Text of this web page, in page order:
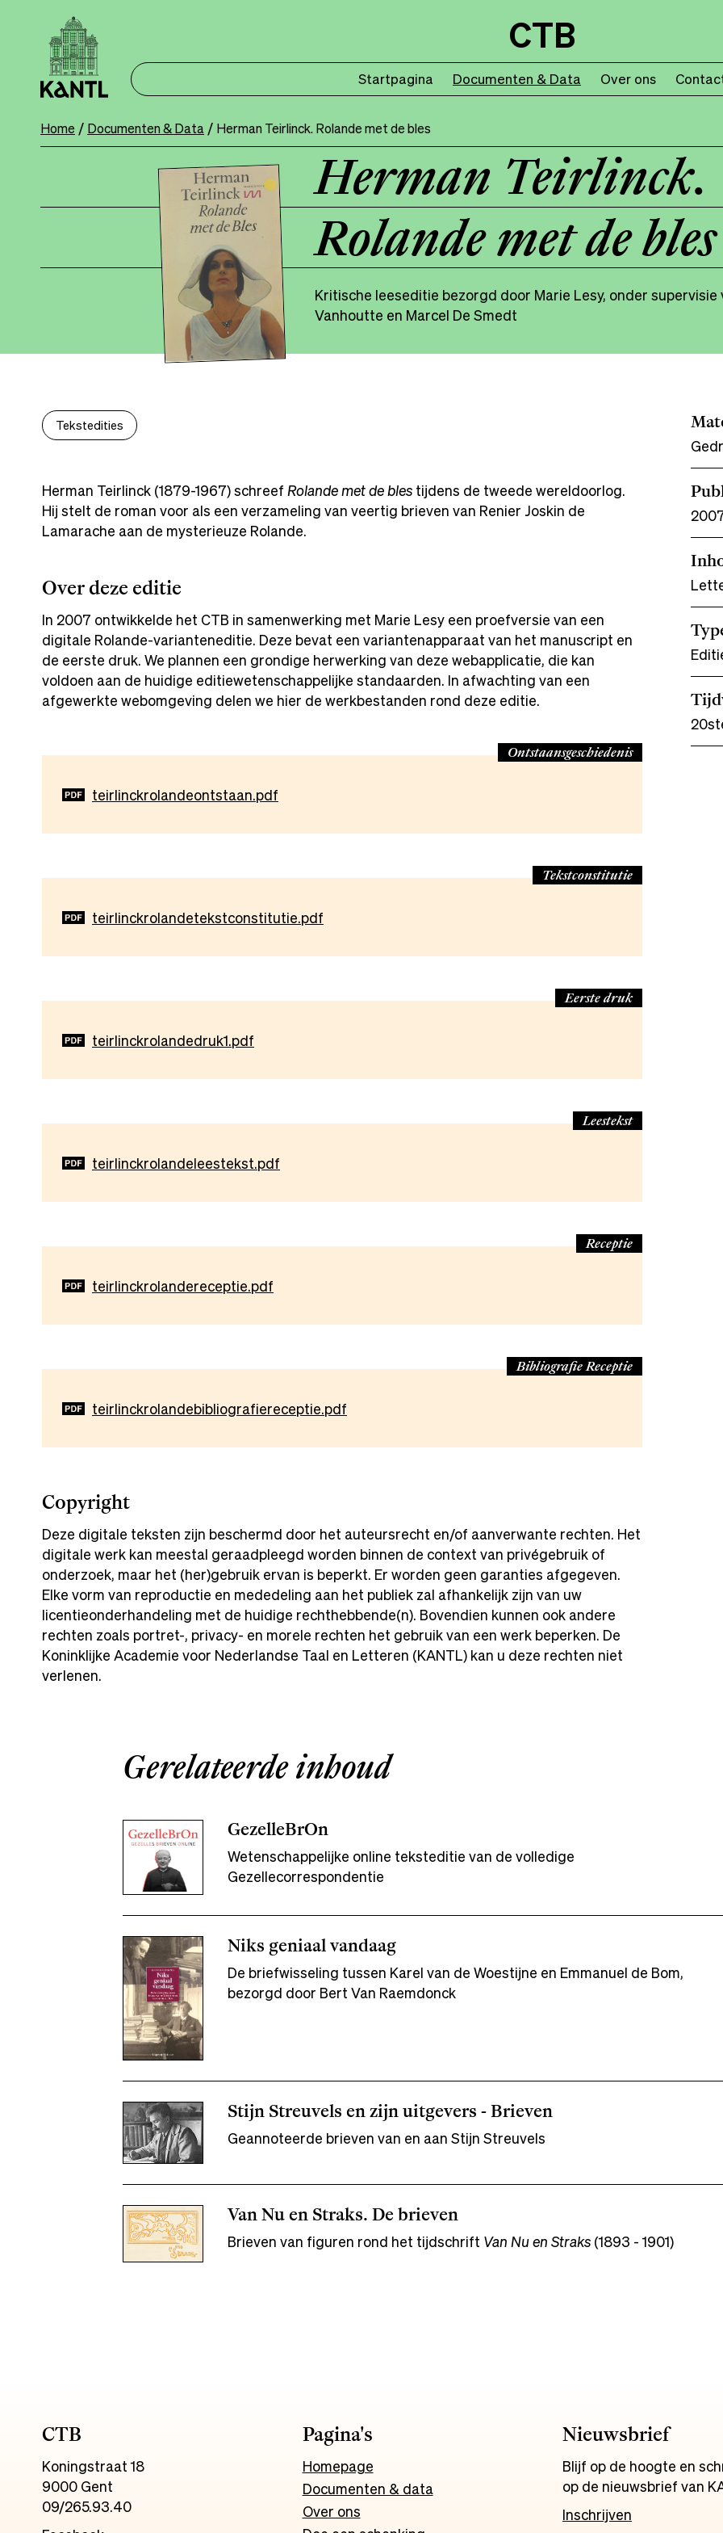
inhoud
CTB
Startpagina Documenten & Data Over ons
Breadcrumb
Home Documenten & Data Herman Teirlinck. Rolande met de bles
Herman Teirlinck.
Rolande met de bles
Kritische leeseditie bezorgd door Marie Lesy, onder supervisie
Vanhoutte en Marcel De Smedt
Tekstedities
Herman Teirlinck (1879-1967) schreefRolande met de blestijdens de tweede wereldoorlog.
Hij stelt de roman voor als een verzameling van veertig brieven van Renier Joskin de
Lamarache aan de mysterieuze Rolande.
Over deze editie
In 2007 ontwikkelde het CTB in samenwerking met Marie Lesy een proefversie van een
digitale Rolande-varianteneditie. Deze bevat een variantenapparaat van het manuscript en
de eerste druk. We plannen een grondige herwerking van deze webapplicatie, die kan
voldoen aan de huidige editiewetenschappelijke standaarden. In afwachting van een
afgewerkte webomgeving delen we hier de werkbestanden rond deze editie.
Ontstaansgeschiedenis
Document
teirlinckrolandeontstaan.pdf
Tekstconstitutie
Document
teirlinckrolandetekstconstitutie.pdf
Eerste druk
Document
teirlinckrolandedruk1.pdf
Leestekst
Document
teirlinckrolandeleestekst.pdf
Receptie
Document
teirlinckrolandereceptie.pdf
Bibliografie Receptie
Document
teirlinckrolandebibliografiereceptie.pdf
Copyright
Deze digitale teksten zijn beschermd door het auteursrecht en/of aanverwante rechten. Het
digitale werk kan meestal geraadpleegd worden binnen de context van privégebruik of
onderzoek, maar het (her)gebruik ervan is beperkt. Er worden geen garanties afgegeven.
Elke vorm van reproductie en mededeling aan het publiek zal afhankelijk zijn van uw
licentieonderhandeling met de huidige rechthebbende(n). Bovendien kunnen ook andere
rechten zoals portret-, privacy- en morele rechten het gebruik van een werk beperken. De
Koninklijke Academie voor Nederlandse Taal en Letteren (KANTL) kan u deze rechten niet
verlenen.
Gerelateerde inhoud
GezelleBrOn
Wetenschappelijke online teksteditie van de volledige
Gezellecorrespondentie
Niks geniaal vandaag
De briefwisseling tussen Karel van de Woestijne en Emmanuel de Bom,
bezorgd door Bert Van Raemdonck
Stijn Streuvels en zijn uitgevers - Brieven
Geannoteerde brieven van en aan Stijn Streuvels
Van Nu en Straks. De brieven
Brieven van figuren rond het tijdschrift Van Nu en Straks(1893 - 1901)
CTB
Koningstraat 18
9000 Gent
09/265.93.40
Pagina's
Homepage
Documenten & data
Over ons
Nieuwsbrief
Blijf op de hoogte en
op de nieuwsbrief van
Inschrijven